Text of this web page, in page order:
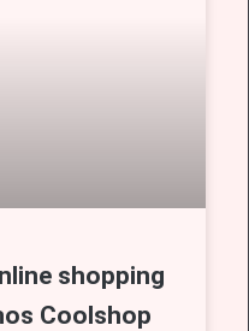
shopping
Coolshop